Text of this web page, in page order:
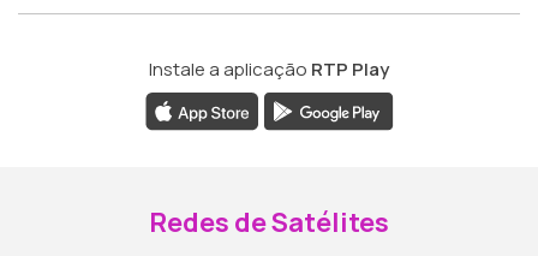
Instale a aplicação RTP Play
Redes de Satélites